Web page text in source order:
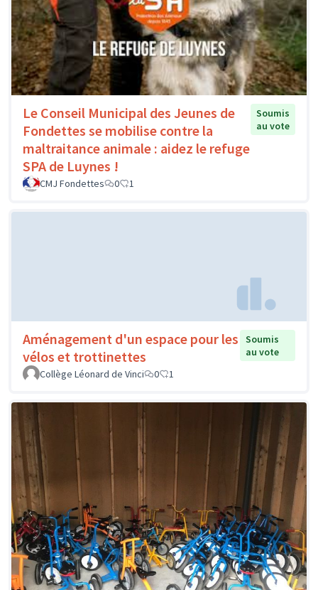
Le Conseil Municipal des Jeunes de
Fondettes se mobilise contre la
maltraitance animale : aidez le refuge
SPA de Luynes !
Soumis
au vote
CMJ Fondettes 0 1
Aménagement d'un espace pour les
vélos et trottinettes
Soumis
au vote
Collège Léonard de Vinci
0 1